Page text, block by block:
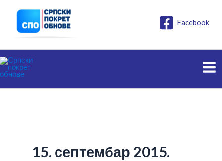
садржај
Facebook
15. септембар 2015.